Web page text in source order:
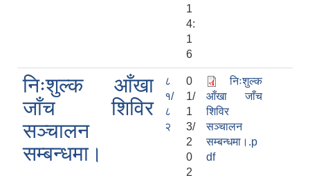
1
4:
1
6
निःशुल्क आँखा
जाँच शिविर
सञ्चालन
सम्बन्धमा।
८
१/
८
२
0
1/
1
3/
2
0
2
निःशुल्क
आँखा जाँच
शिविर
सञ्चालन
सम्बन्धमा।.p
df